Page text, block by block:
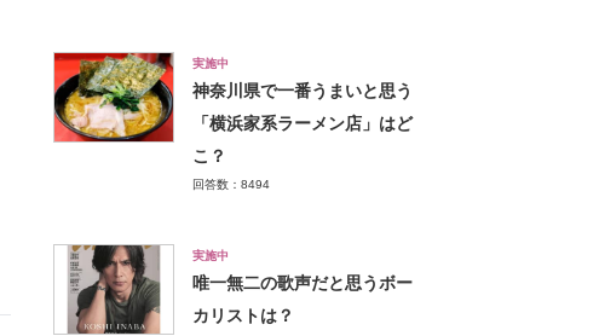
実施中
神奈川県で一番うまいと思う
「横浜家系ラーメン店」はど
こ？
回答数：8494
実施中
唯一無二の歌声だと思うボー
カリストは？